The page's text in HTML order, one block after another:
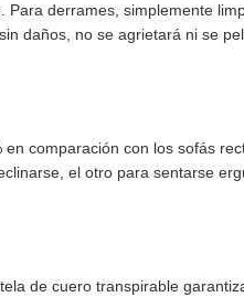
derrames, simplemente
daños, no se agrietará ni se
comparación con los sofás
el otro para sentarse
de cuero transpirable